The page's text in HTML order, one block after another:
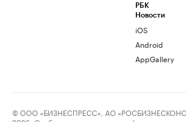
РБК
Новости
iOS
Android
AppGallery
© ООО «БИЗНЕСПРЕСС», АО